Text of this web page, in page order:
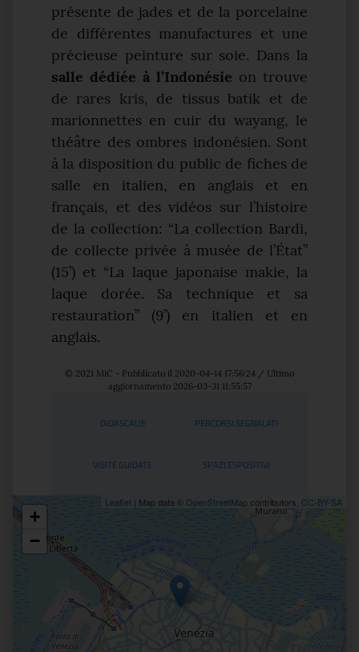
présente de jades et de la porcelaine
de différentes manufactures et une
précieuse peinture sur soie. Dans la
salle dédiée à l’Indonésie on trouve
de rares kris, de tissus batik et de
marionnettes en cuir du wayang, le
théâtre des ombres indonésien. Sont
à la disposition du public de fiches de
salle en italien, en anglais et en
français, et des vidéos sur l’histoire
de la collection: “La collection Bardi,
de collecte privée à musée de l’État”
(15’) et “La laque japonaise makie, la
laque dorée. Sa technique et sa
restauration” (9’) en italien et en
anglais.
© 2021 MiC - Pubblicato il 2020-04-14 17:56:24 / Ultimo
aggiornamento 2026-03-31 11:55:57
DIDASCALIE PERCORSI SEGNALATI
VISITE GUIDATE SPAZI ESPOSITIVI
Posizione
+
−
Leaflet | Map data © OpenStreetMapcontributors, CC-BY-SA